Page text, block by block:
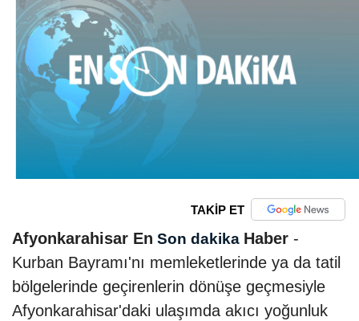
TAKİP ET
Afyonkarahisar En Son dakika Haber -
Kurban Bayramı'nı memleketlerinde ya da tatil
bölgelerinde geçirenlerin dönüşe geçmesiyle
Afyonkarahisar'daki ulaşımda akıcı yoğunluk